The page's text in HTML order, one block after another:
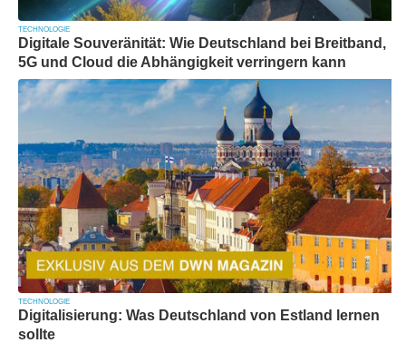
TECHNOLOGIE
Digitale Souveränität: Wie Deutschland bei Breitband,
5G und Cloud die Abhängigkeit verringern kann
TECHNOLOGIE
Digitalisierung: Was Deutschland von Estland lernen
sollte